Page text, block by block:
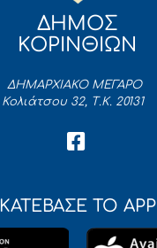
ΔΗΜΟΣ
ΚΟΡΙΝΘΙΩΝ
ΔΗΜΑΡΧΙΑΚΟ ΜΕΓΑΡΟ
Κολιάτσου 32, Τ.Κ. 20131
ΚΑΤΕΒΑΣΕ ΤΟ APP